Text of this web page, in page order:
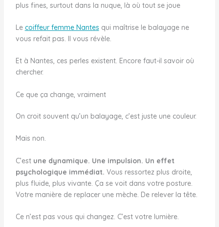
plus fines, surtout dans la nuque, là où tout se joue
Le coiffeur femme Nantes qui maîtrise le balayage ne
vous refait pas. Il vous révèle.
Et à Nantes, ces perles existent. Encore faut-il savoir où
chercher.
Ce que ça change, vraiment
On croit souvent qu’un balayage, c’est juste une couleur.
Mais non.
C’est une dynamique. Une impulsion. Un effet
psychologique immédiat. Vous ressortez plus droite,
plus fluide, plus vivante. Ça se voit dans votre posture.
Votre manière de replacer une mèche. De relever la tête.
Ce n’est pas vous qui changez. C’est votre lumière.